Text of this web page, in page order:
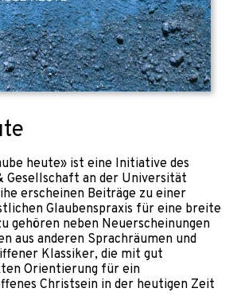
heute» ist eine Initiative des
Gesellschaft an der Universität
erscheinen Beiträge zu einer
Glaubenspraxis für eine breite
gehören neben Neuerscheinungen
aus anderen Sprachräumen und
Klassiker, die mit gut
Orientierung für ein
Christsein in der heutigen Zeit